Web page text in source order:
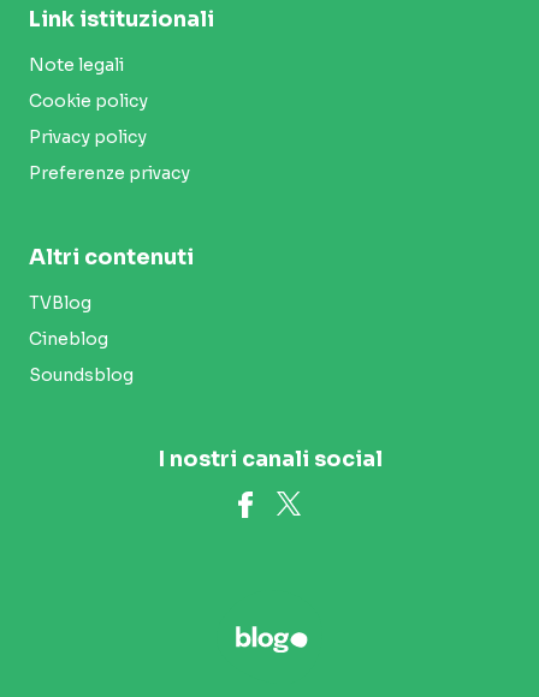
Link istituzionali
Note legali
Cookie policy
Privacy policy
Preferenze privacy
Altri contenuti
TVBlog
Cineblog
Soundsblog
I nostri canali social